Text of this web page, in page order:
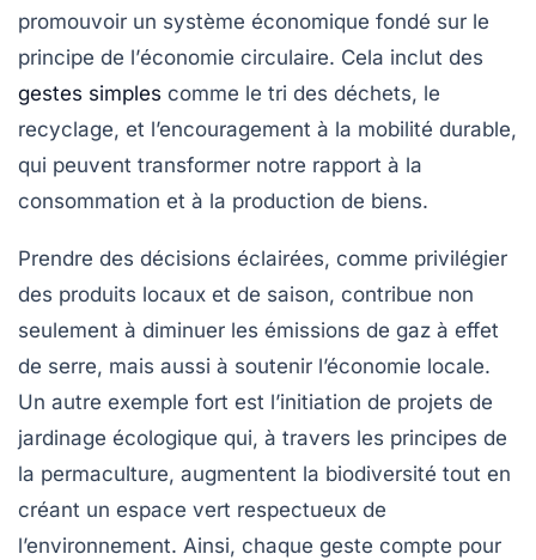
promouvoir un système économique fondé sur le
principe de l’économie circulaire. Cela inclut des
gestes simples comme le tri des déchets, le
recyclage, et l’encouragement à la mobilité durable,
qui peuvent transformer notre rapport à la
consommation et à la production de biens.
Prendre des décisions éclairées, comme privilégier
des produits locaux et de saison, contribue non
seulement à diminuer les émissions de gaz à effet
de serre, mais aussi à soutenir l’économie locale.
Un autre exemple fort est l’initiation de projets de
jardinage écologique qui, à travers les principes de
la permaculture, augmentent la biodiversité tout en
créant un espace vert respectueux de
l’environnement. Ainsi, chaque geste compte pour